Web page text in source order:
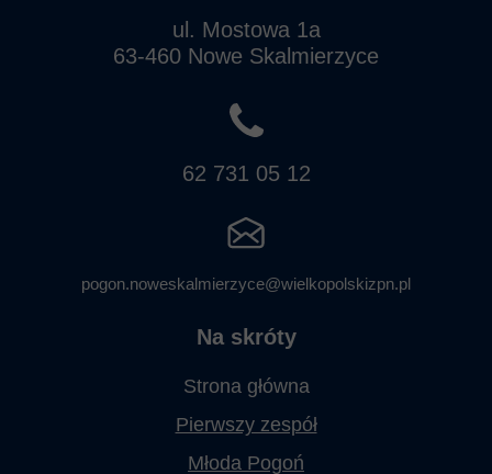
Na skróty
Strona główna
Pierwszy zespół
Młoda Pogoń
ul. Mostowa 1a
63-460 Nowe Skalmierzyce
pogon.noweskalmierzyce@wielkopolskizpn.pl
62 731 05 12